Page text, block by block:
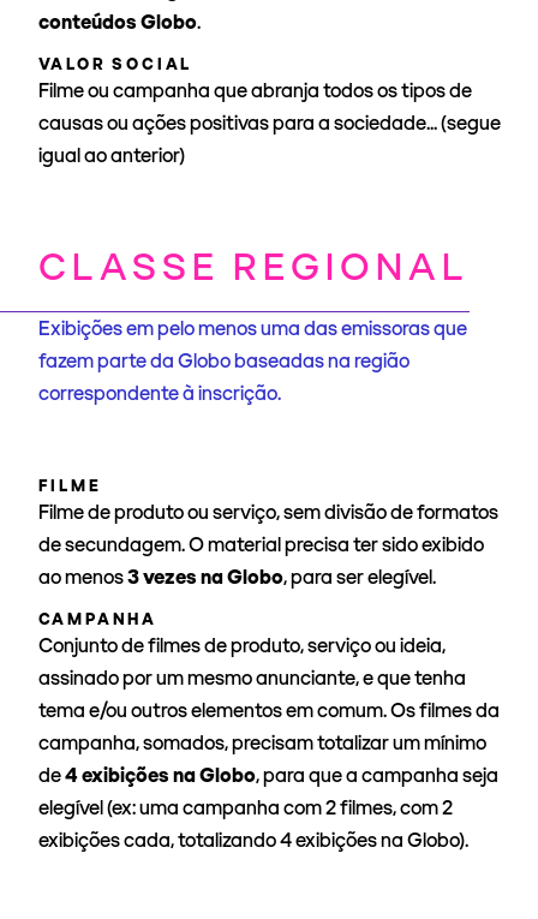
conteúdos Globo.
VALOR SOCIAL
Filme ou campanha que abranja todos os tipos de
causas ou ações positivas para a sociedade... (segue
igual ao anterior)
CLASSE REGIONAL
Exibições em pelo menos uma das emissoras que
fazem parte da Globo baseadas na região
correspondente à inscrição.
FILME
Filme de produto ou serviço, sem divisão de formatos
de secundagem. O material precisa ter sido exibido
ao menos3 vezes na Globo, para ser elegível.
CAMPANHA
Conjunto de filmes de produto, serviço ou ideia,
assinado por um mesmo anunciante, e que tenha
tema e/ou outros elementos em comum. Os filmes da
campanha, somados, precisam totalizar um mínimo
de4 exibições na Globo, para que a campanha seja
elegível (ex: uma campanha com 2 filmes, com 2
exibições cada, totalizando 4 exibições na Globo).